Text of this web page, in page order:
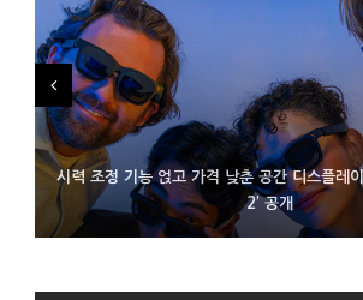
시력 조정 기능 얹고 가격 낮춘 공간 디스플레
2’ 공개
D램 부족에 10억달러어치 아이폰18 프로세
300~400달러 반지형 스피커 준비하